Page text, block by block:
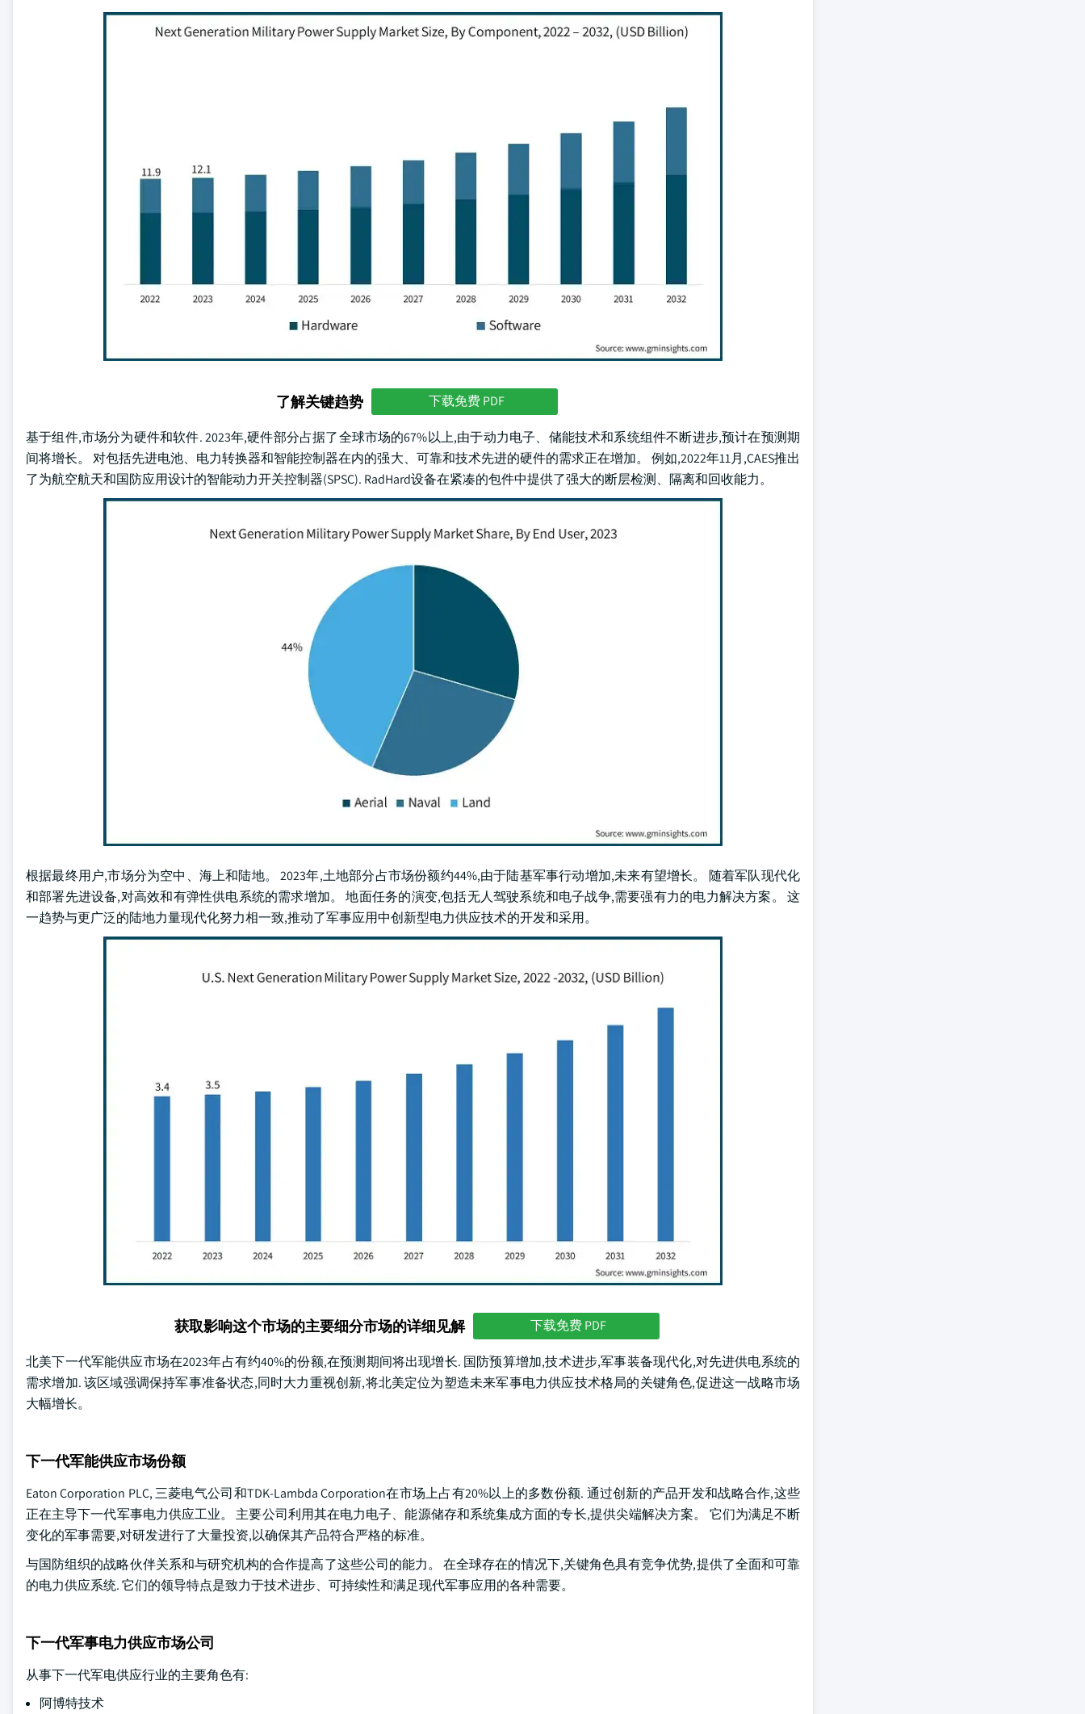
了解关键趋势 下载免费 PDF
基于组件,市场分为硬件和软件. 2023年,硬件部分占据了全球市场的67%以上,由于动力电子、储能技术和系统组件不断进步,预计在预测期
间将增长。 对包括先进电池、电力转换器和智能控制器在内的强大、可靠和技术先进的硬件的需求正在增加。 例如,2022年11月,CAES推出
了为航空航天和国防应用设计的智能动力开关控制器(SPSC). RadHard设备在紧凑的包件中提供了强大的断层检测、隔离和回收能力。
根据最终用户,市场分为空中、海上和陆地。 2023年,土地部分占市场份额约44%,由于陆基军事行动增加,未来有望增长。 随着军队现代化
和部署先进设备,对高效和有弹性供电系统的需求增加。 地面任务的演变,包括无人驾驶系统和电子战争,需要强有力的电力解决方案。 这
一趋势与更广泛的陆地力量现代化努力相一致,推动了军事应用中创新型电力供应技术的开发和采用。
获取影响这个市场的主要细分市场的详细见解 下载免费 PDF
北美下一代军能供应市场在2023年占有约40%的份额,在预测期间将出现增长. 国防预算增加,技术进步,军事装备现代化,对先进供电系统的
需求增加. 该区域强调保持军事准备状态,同时大力重视创新,将北美定位为塑造未来军事电力供应技术格局的关键角色,促进这一战略市场
大幅增长。
下一代军能供应市场份额
Eaton Corporation PLC, 三菱电气公司和TDK-Lambda Corporation在市场上占有20%以上的多数份额. 通过创新的产品开发和战略合作,这些
正在主导下一代军事电力供应工业。 主要公司利用其在电力电子、能源储存和系统集成方面的专长,提供尖端解决方案。 它们为满足不断
变化的军事需要,对研发进行了大量投资,以确保其产品符合严格的标准。
与国防组织的战略伙伴关系和与研究机构的合作提高了这些公司的能力。 在全球存在的情况下,关键角色具有竞争优势,提供了全面和可靠
的电力供应系统. 它们的领导特点是致力于技术进步、可持续性和满足现代军事应用的各种需要。
下一代军事电力供应市场公司
从事下一代军电供应行业的主要角色有:
阿博特技术